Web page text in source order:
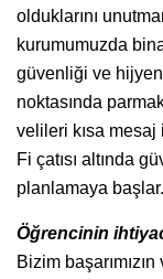
olduklarını
kurumumuzda
güvenliği ve hijyen
noktasında
velileri kısa mesaj
Fi çatısı altında
planlamaya başlar.
Öğrencinin
Bizim